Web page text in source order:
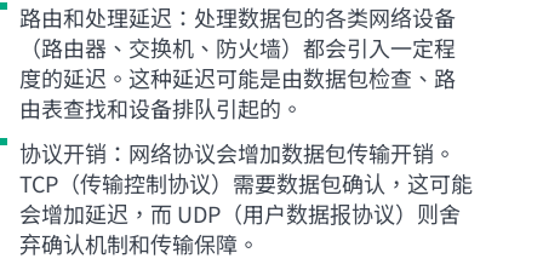
路由和处理延迟：处理数据包的各类网络设备
（路由器、交换机、防火墙）都会引入一定程
度的延迟。这种延迟可能是由数据包检查、路
由表查找和设备排队引起的。
协议开销：网络协议会增加数据包传输开销。
TCP（传输控制协议）需要数据包确认，这可能
会增加延迟，而 UDP（用户数据报协议）则舍
弃确认机制和传输保障。